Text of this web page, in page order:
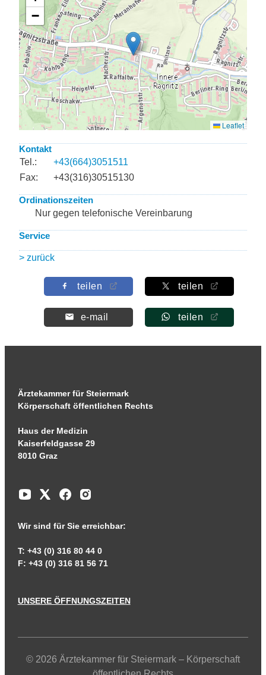
Kontakt
Tel.:
+43(664)3051511
Fax:
+43(316)30515130
Ordinationszeiten
Nur gegen telefonische Vereinbarung
Service
> zurück
teilen teilen
e-mail teilen
Ärztekammer für Steiermark
Körperschaft öffentlichen Rechts
Haus der Medizin
Kaiserfeldgasse 29
8010 Graz
Wir sind für Sie erreichbar:
T: +43 (0) 316 80 44 0
F: +43 (0) 316 81 56 71
UNSERE ÖFFNUNGSZEITEN
© 2026 Ärztekammer für Steiermark – Körperschaft